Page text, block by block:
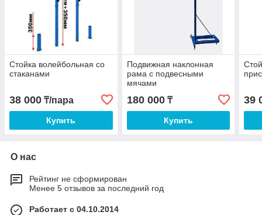
Стойка волейбольная со
стаканами
38 000 ₸/пара
Купить
Подвижная наклонная
рама с подвесными
мячами
180 000₸
Купить
39
О нас
Рейтинг не сформирован
Менее 5 отзывов за последний год
Работает с 04.10.2014